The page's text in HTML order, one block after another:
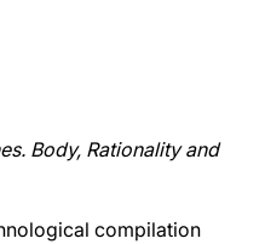
Body, Rationality and
compilation